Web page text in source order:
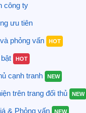
quan
lý các giao dịch
hóa, hàng tồn
dõi số lượng
hóa trong kho
công ty
ưu tiên
phỏng vấn HOT
HOT
cạnh tranh NEW
trên trang đối thủ NEW
& Phỏng vấn NEW